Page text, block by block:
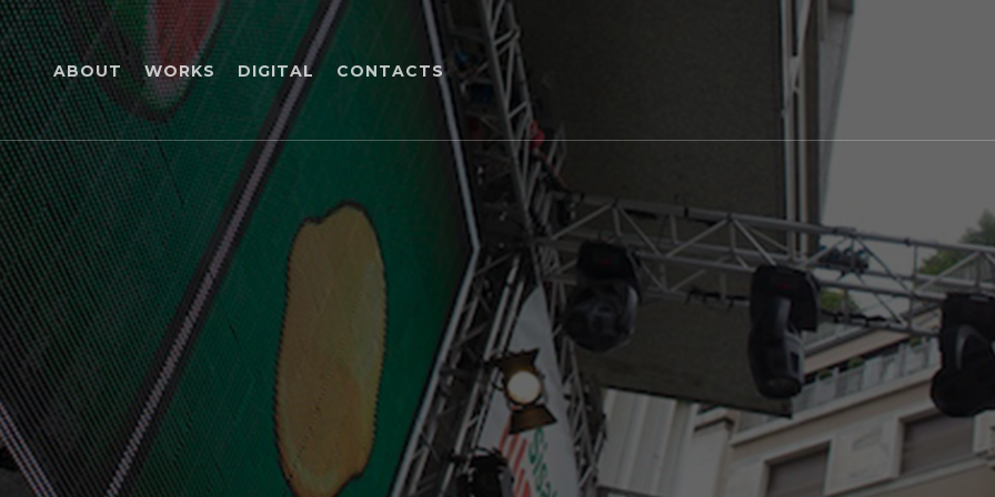
ABOUT WORKS DIGITAL CONTACTS